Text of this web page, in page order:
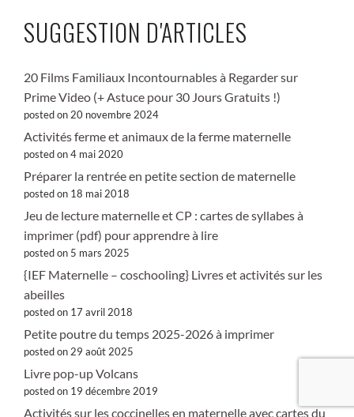
SUGGESTION D'ARTICLES
20 Films Familiaux Incontournables à Regarder sur
Prime Video (+ Astuce pour 30 Jours Gratuits !)
posted on 20 novembre 2024
Activités ferme et animaux de la ferme maternelle
posted on 4 mai 2020
Préparer la rentrée en petite section de maternelle
posted on 18 mai 2018
Jeu de lecture maternelle et CP : cartes de syllabes à
imprimer (pdf) pour apprendre à lire
posted on 5 mars 2025
{IEF Maternelle – coschooling} Livres et activités sur les
abeilles
posted on 17 avril 2018
Petite poutre du temps 2025-2026 à imprimer
posted on 29 août 2025
Livre pop-up Volcans
posted on 19 décembre 2019
Activités sur les coccinelles en maternelle avec cartes du